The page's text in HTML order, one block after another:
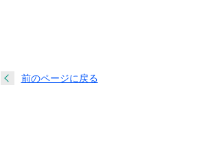
前のページに戻る